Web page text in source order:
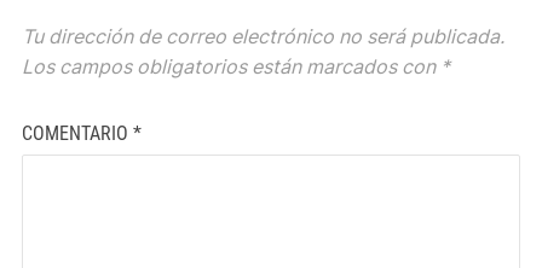
Tu dirección de correo electrónico no será publicada.
Los campos obligatorios están marcados con *
COMENTARIO *